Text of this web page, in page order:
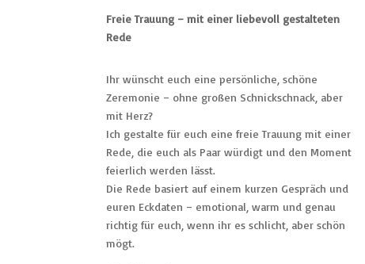
Freie Trauung – mit einer liebevoll gestalteten
Rede
Ihr wünscht euch eine persönliche, schöne
Zeremonie – ohne großen Schnickschnack, aber
mit Herz?
Ich gestalte für euch eine freie Trauung mit einer
Rede, die euch als Paar würdigt und den Moment
feierlich werden lässt.
Die Rede basiert auf einem kurzen Gespräch und
euren Eckdaten – emotional, warm und genau
richtig für euch, wenn ihr es schlicht, aber schön
mögt.